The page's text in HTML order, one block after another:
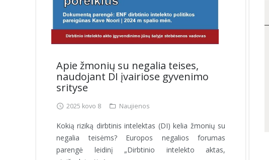
Apie žmonių su negalia teises,
naudojant DI įvairiose gyvenimo
srityse
2025 kovo 8 Naujienos
Kokią riziką dirbtinis intelektas (DI) kelia žmonių su
negalia teisėms? Europos negalios forumas
parengė leidinį „Dirbtinio intelekto aktas,